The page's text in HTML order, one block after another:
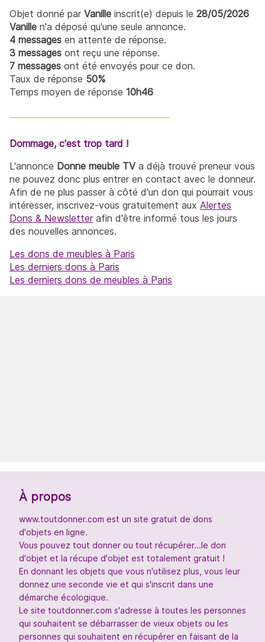
Objet donné par Vanille inscrit(e) depuis le 28/05/2026
Vanille n'a déposé qu'une seule annonce.
4 messages en attente de réponse.
3 messages ont reçu une réponse.
7 messages ont été envoyés pour ce don.
Taux de réponse 50%
Temps moyen de réponse 10h46
Dommage, c'est trop tard !
L'annonce Donne meuble TV a déjà trouvé preneur vous
ne pouvez donc plus entrer en contact avec le donneur.
Afin de ne plus passer à côté d'un don qui pourrait vous
intéresser, inscrivez-vous gratuitement aux Alertes
Dons & Newsletterafin d'être informé tous les jours
des nouvelles annonces.
Les dons de meubles à Paris
Les derniers dons à Paris
Les derniers dons de meubles à Paris
À propos
www.toutdonner.com est un site gratuit de dons
d'objets en ligne.
Vous pouvez tout donner ou tout récupérer...le don
d'objet et la récupe d'objet est totalement gratuit !
En donnant les objets que vous n'utilisez plus, vous leur
donnez une seconde vie et qui s'inscrit dans une
démarche écologique.
Le site toutdonner.com s'adresse à toutes les personnes
qui souhaitent se débarrasser de vieux objets ou les
personnes qui souhaitent en récupérer en faisant de la